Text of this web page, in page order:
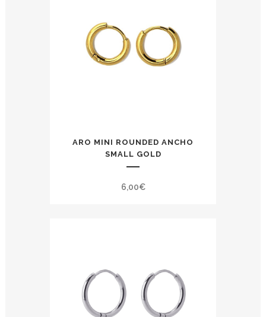
ARO MINI ROUNDED ANCHO
SMALL GOLD
6,00€